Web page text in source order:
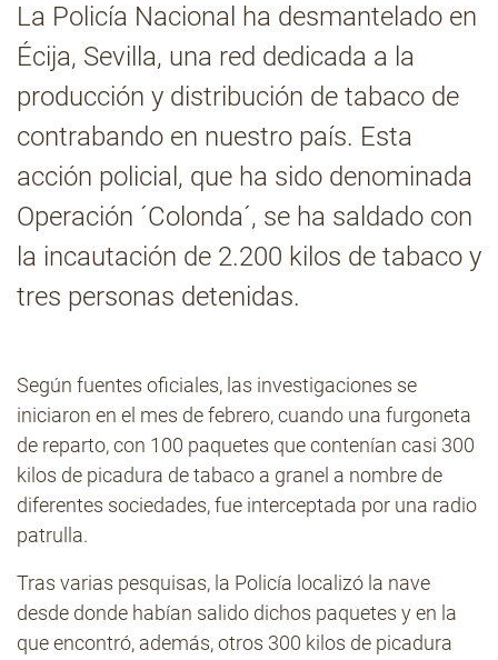
Pregúntanos
Archivo
Estadísticas CMT
Contacto
La Policía Nacional ha desmantelado en
Écija, Sevilla, una red dedicada a la
producción y distribución de tabaco de
contrabando en nuestro país. Esta
acción policial, que ha sido denominada
Operación ´Colonda´, se ha saldado con
la incautación de 2.200 kilos de tabaco y
tres personas detenidas.
Según fuentes oficiales, las investigaciones se
iniciaron en el mes de febrero, cuando una furgoneta
de reparto, con 100 paquetes que contenían casi 300
kilos de picadura de tabaco a granel a nombre de
diferentes sociedades, fue interceptada por una radio
patrulla.
Tras varias pesquisas, la Policía localizó la nave
desde donde habían salido dichos paquetes y en la
que encontró, además, otros 300 kilos de picadura